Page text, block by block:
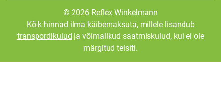
© 2026 Reflex Winkelmann
Kõik hinnad ilma käibemaksuta, millele lisandub
transpordikulud ja võimalikud saatmiskulud, kui ei ole
märgitud teisiti.